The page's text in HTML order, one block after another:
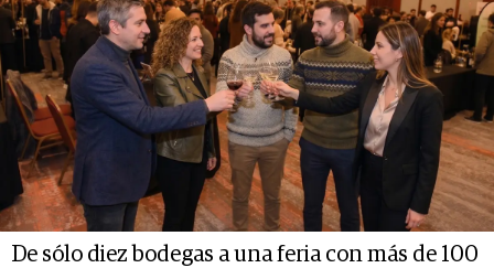
De sólo diez bodegas a una feria con más de 100